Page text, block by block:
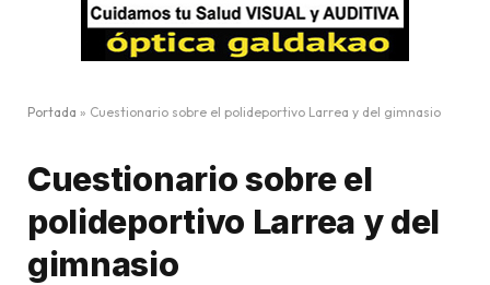
Portada » Cuestionario sobre el polideportivo Larrea y del gimnasio
Cuestionario sobre el
polideportivo Larrea y del
gimnasio